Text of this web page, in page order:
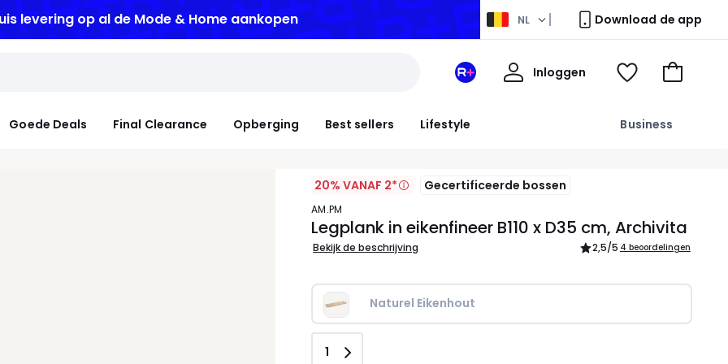
leveringop al de Mode & Home aankopen NL Download de app
Goede Deals Final Clearance Opberging Best sellers Lifestyle Business
Mijn
+
Inloggen
Mijn
Kijk
Naar
20% VANAF 2* Gecertificeerde bossen
AM.PM
Legplank in eikenfineer B110 x D35 cm, Archivita
Bekijk de beschrijving 2,5/5 4 beoordelingen
Naturel Eikenhout
Aantal
1